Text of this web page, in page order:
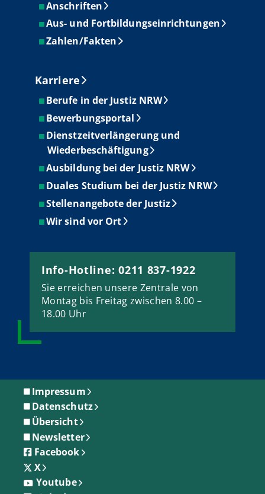
Anschriften
Aus- und Fortbildungseinrichtungen
Zahlen/Fakten
Karriere
Berufe in der Justiz NRW
Bewerbungsportal
Dienstzeitverlängerung und
Wiederbeschäftigung
Ausbildung bei der Justiz NRW
Duales Studium bei der Justiz NRW
Stellenangebote der Justiz
Wir sind vor Ort
Info-Hotline: 0211 837-1922
Sie erreichen unsere Zentrale von
Montag bis Freitag zwischen 8.00 –
18.00 Uhr
Impressum
Datenschutz
Übersicht
Newsletter
Facebook
X
Youtube